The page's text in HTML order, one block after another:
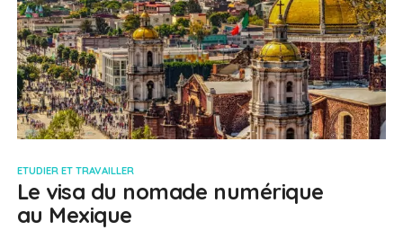
ETUDIER ET TRAVAILLER
Le visa du nomade numérique
au Mexique